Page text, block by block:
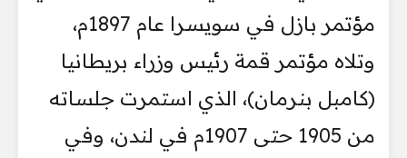
مؤتمر بازل في سويسرا عام 1897م،
وتلاه مؤتمر قمة رئيس وزراء بريطانيا
(كامبل بنرمان)، الذي استمرت جلساته
من 1905 حتى 1907م في لندن، وفي